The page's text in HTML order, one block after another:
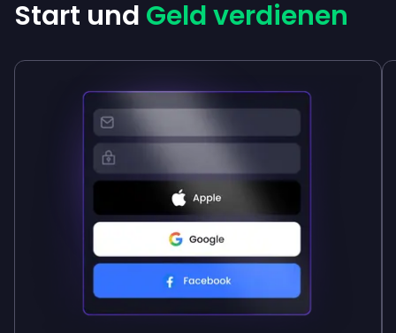
Start und Geld verdienen